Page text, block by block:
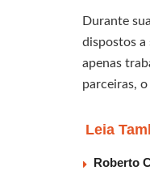
Durante
dispostos a
apenas
parceiras,
Leia
Roberto